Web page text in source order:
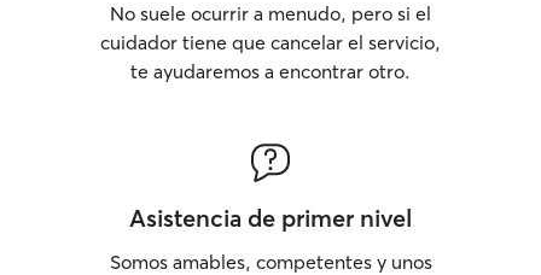
No suele ocurrir a menudo, pero si el
cuidador tiene que cancelar el servicio,
te ayudaremos a encontrar otro.
Asistencia de primer nivel
Somos amables, competentes y unos